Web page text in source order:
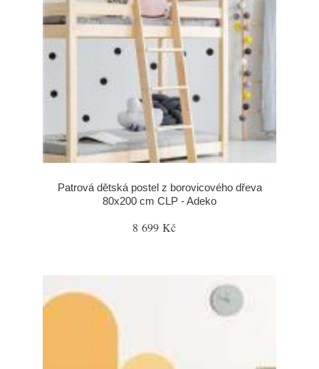
Patrová dětská postel z borovicového dřeva
80x200 cm CLP - Adeko
8 699 Kč